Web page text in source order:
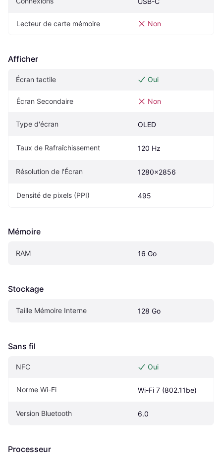
Lecteur de carte mémoire Non
Afficher
Écran tactile Oui
Écran Secondaire Non
Type d'écran OLED
Taux de Rafraîchissement 120 Hz
Résolution de l'Écran 1280x2856
Densité de pixels (PPI) 495
Mémoire
RAM 16 Go
Stockage
Taille Mémoire Interne 128 Go
Sans fil
NFC Oui
Norme Wi-Fi Wi-Fi 7 (802.11be)
Version Bluetooth 6.0
Processeur